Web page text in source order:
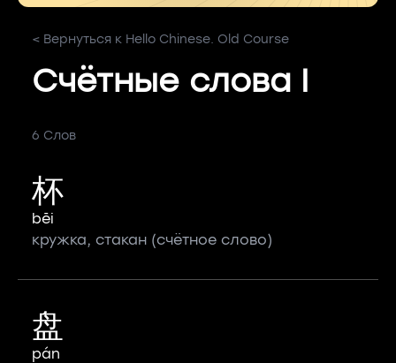
< Вернуться к Hello Chinese. Old Course
Счётные слова I
6 Слов
杯
bēi
кружка, стакан (счётное слово)
盘
pán